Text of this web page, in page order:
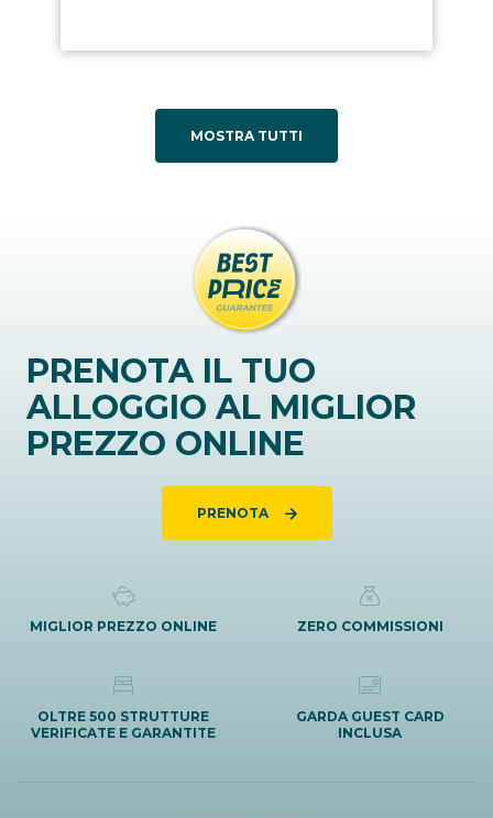
MOSTRA TUTTI
PRENOTA IL TUO
ALLOGGIO AL MIGLIOR
PREZZO ONLINE
PRENOTA
MIGLIOR PREZZO ONLINE ZERO COMMISSIONI
OLTRE 500 STRUTTURE
VERIFICATE E GARANTITE
GARDA GUEST CARD
INCLUSA